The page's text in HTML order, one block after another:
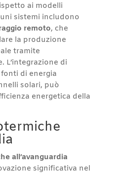
ai modelli
sistemi includono
remoto, che
la produzione
tramite
L’integrazione di
di energia
solari, può
energetica della
all’avanguardia
significativa nel